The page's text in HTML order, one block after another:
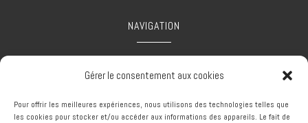
Gérer le consentement aux cookies
Pour offrir les meilleures expériences, nous utilisons des technologies telles que
les cookies pour stocker et/ou accéder aux informations des appareils. Le fait de
NAVIGATION